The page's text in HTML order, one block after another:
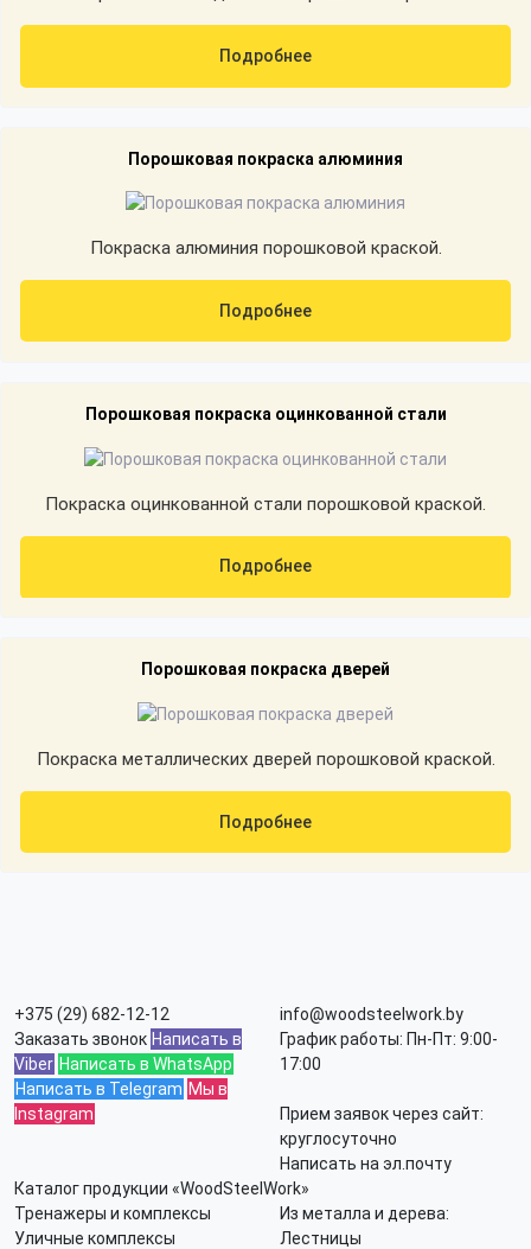
Подробнее
Порошковая покраска алюминия
Покраска алюминия порошковой краской.
Подробнее
Порошковая покраска оцинкованной стали
Покраска оцинкованной стали порошковой краской.
Подробнее
Порошковая покраска дверей
Покраска металлических дверей порошковой краской.
Подробнее
+375 (29) 682-12-12
Заказать звонок Написать в
Viber Написать в WhatsApp
Написать в Telegram Мы в
Instagram
info@woodsteelwork.by
График работы: Пн-Пт: 9:00-
17:00
Прием заявок через сайт:
круглосуточно
Написать на эл.почту
Каталог продукции «WoodSteelWork»
Тренажеры и комплексы
Уличные комплексы
Из металла и дерева:
Лестницы